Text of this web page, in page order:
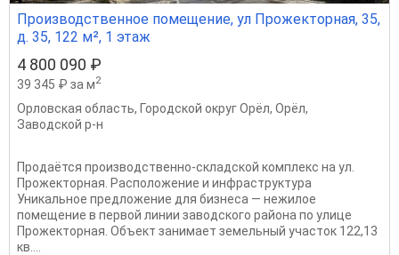
Производственное помещение, ул Прожекторная, 35,
д. 35, 122 м², 1 этаж
4 800 090 ₽
39 345 ₽ за м2
Орловская область, Городской округ Орёл, Орёл,
Заводской р-н
Продаётся производственно-складской комплекс на ул.
Прожекторная. Расположение и инфраструктура
Уникальное предложение для бизнеса — нежилое
помещение в первой линии заводского района по улице
Прожекторная. Объект занимает земельный участок 122,13
кв....